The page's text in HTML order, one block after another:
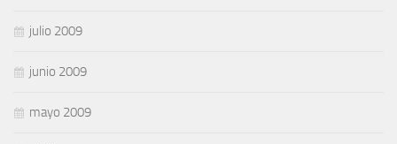
julio 2009
junio 2009
mayo 2009